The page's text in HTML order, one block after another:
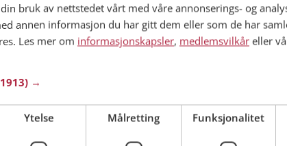
Jeg er en:
bruk av nettstedet vårt med våre annonserings- og
annen informasjon du har gitt dem eller som de har
Les mer om informasjonskapsler, medlemsvilkår eller
→
Ytelse Målretting Funksjonalitet